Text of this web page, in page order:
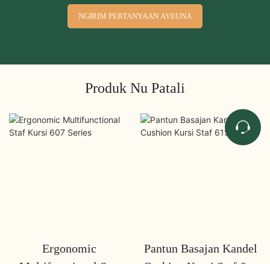
NGIRIM PERTANYAAN AYEUNA
Produk Nu Patali
Ergonomic
Pantun Basajan Kandel